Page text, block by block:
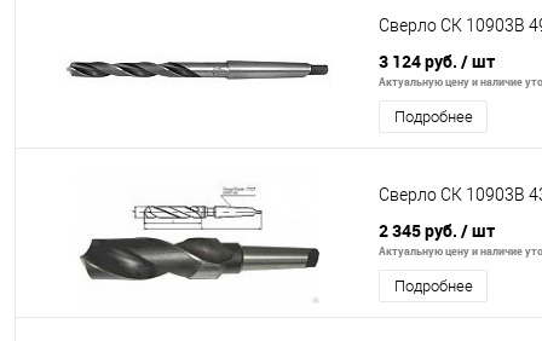
Сверло СК 10903В
3 124 руб. / шт
Актуальную цену и наличие
Подробнее
Сверло СК 10903В
2 345 руб. / шт
Актуальную цену и наличие
Подробнее